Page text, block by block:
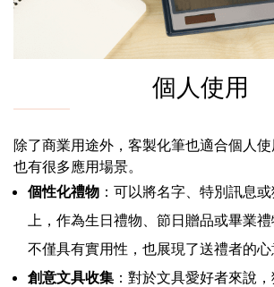
個人使用
除了商業用途外，客製化筆也適合個人
也有很多應用場景。
個性化禮物 ：可以將名字、特別訊息
上，作為生日禮物、節日贈品或畢業
不僅具有實用性，也展現了送禮者的心
創意文具收集 ：對於文具愛好者來說